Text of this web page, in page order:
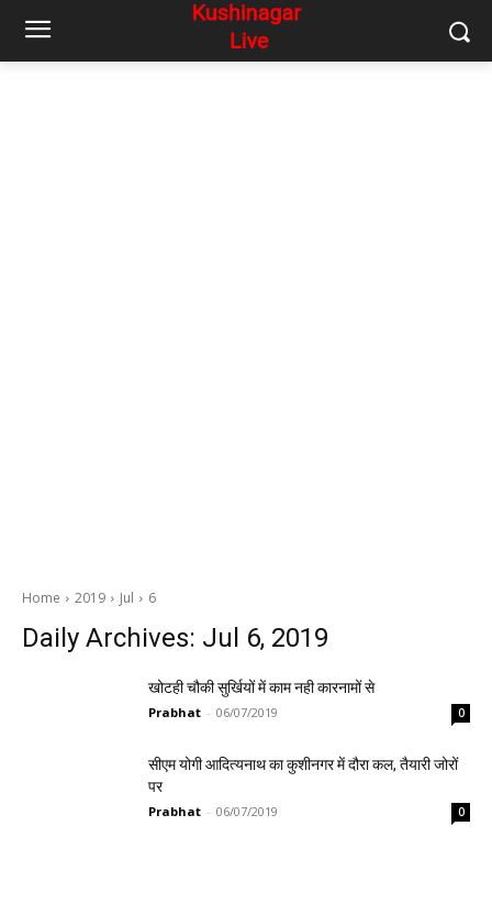
Home 2019 Jul 6
Daily Archives: Jul 6, 2019
खोटही चौकी सुर्खियों में काम नही कारनामों से
Prabhat - 06/07/2019 0
सीएम योगी आदित्यनाथ का कुशीनगर में दौरा कल, तैयारी जोरों
पर
Prabhat - 06/07/2019 0